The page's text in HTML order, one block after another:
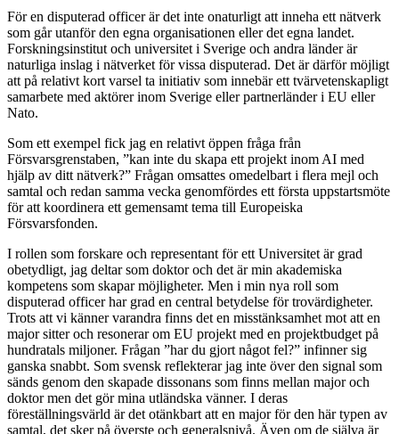
För en disputerad officer är det inte onaturligt att inneha ett nätverk
som går utanför den egna organisationen eller det egna landet.
Forskningsinstitut och universitet i Sverige och andra länder är
naturliga inslag i nätverket för vissa disputerad. Det är därför möjligt
att på relativt kort varsel ta initiativ som innebär ett tvärvetenskapligt
samarbete med aktörer inom Sverige eller partnerländer i EU eller
Nato.
Som ett exempel fick jag en relativt öppen fråga från
Försvarsgrenstaben, ”kan inte du skapa ett projekt inom AI med
hjälp av ditt nätverk?” Frågan omsattes omedelbart i flera mejl och
samtal och redan samma vecka genomfördes ett första uppstartsmöte
för att koordinera ett gemensamt tema till Europeiska
Försvarsfonden.
I rollen som forskare och representant för ett Universitet är grad
obetydligt, jag deltar som doktor och det är min akademiska
kompetens som skapar möjligheter. Men i min nya roll som
disputerad officer har grad en central betydelse för trovärdigheter.
Trots att vi känner varandra finns det en misstänksamhet mot att en
major sitter och resonerar om EU projekt med en projektbudget på
hundratals miljoner. Frågan ”har du gjort något fel?” infinner sig
ganska snabbt. Som svensk reflekterar jag inte över den signal som
sänds genom den skapade dissonans som finns mellan major och
doktor men det gör mina utländska vänner. I deras
föreställningsvärld är det otänkbart att en major för den här typen av
samtal, det sker på överste och generalsnivå. Även om de själva är